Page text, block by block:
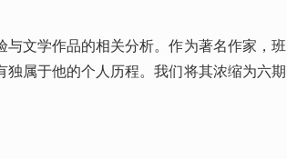
文学作品的相关分析。作为著名作家，班
属于他的个人历程。我们将其浓缩为六期